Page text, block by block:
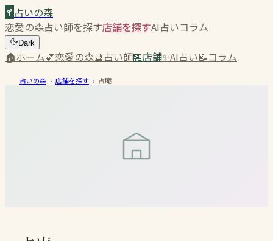
占いの森
恋愛の森占い師を探す店舗を探すAI占いコラム
Dark
🏠ホーム💕恋愛の森🔮占い師🏪店舗✨AI占い📝コラム
占いの森 › 店舗を探す › 占庵